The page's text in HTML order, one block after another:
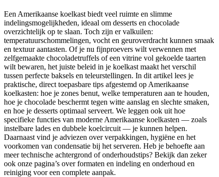
Een Amerikaanse koelkast biedt veel ruimte en slimme
indelingsmogelijkheden, ideaal om desserts en chocolade
overzichtelijk op te slaan. Toch zijn er valkuilen:
temperatuurschommelingen, vocht en geuroverdracht kunnen smaak
en textuur aantasten. Of je nu fijnproevers wilt verwennen met
zelfgemaakte chocoladetruffels of een vitrine vol gekoelde taarten
wilt bewaren, het juiste beleid in je koelkast maakt het verschil
tussen perfecte baksels en teleurstellingen. In dit artikel lees je
praktische, direct toepasbare tips afgestemd op Amerikaanse
koelkasten: hoe je zones benut, welke temperaturen aan te houden,
hoe je chocolade beschermt tegen witte aanslag en slechte smaken,
en hoe je desserts optimaal serveert. We leggen ook uit hoe
specifieke functies van moderne Amerikaanse koelkasten — zoals
instelbare lades en dubbele koelcircuit — je kunnen helpen.
Daarnaast vind je adviezen over verpakkingen, hygiëne en het
voorkomen van condensatie bij het serveren. Heb je behoefte aan
meer technische achtergrond of onderhoudstips? Bekijk dan zeker
ook onze pagina’s over formaten en indeling en onderhoud en
reiniging voor een complete aanpak.